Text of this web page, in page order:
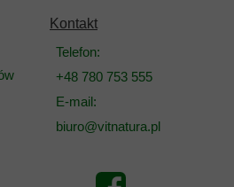
Kontakt
Telefon:
+48 780 753 555
E-mail:
biuro@vitnatura.pl